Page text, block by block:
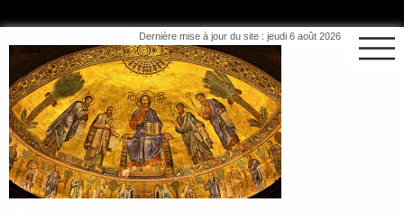
Dernière mise à jour du site : jeudi 6 août 2026